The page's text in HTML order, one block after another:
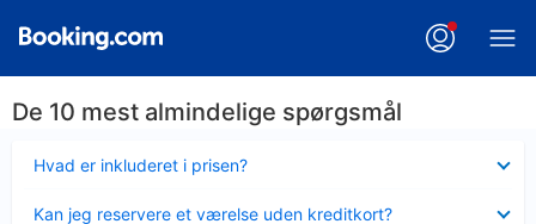
De 10 mest almindelige spørgsmål
Hvad er inkluderet i prisen?
Kan jeg reservere et værelse uden kreditkort?